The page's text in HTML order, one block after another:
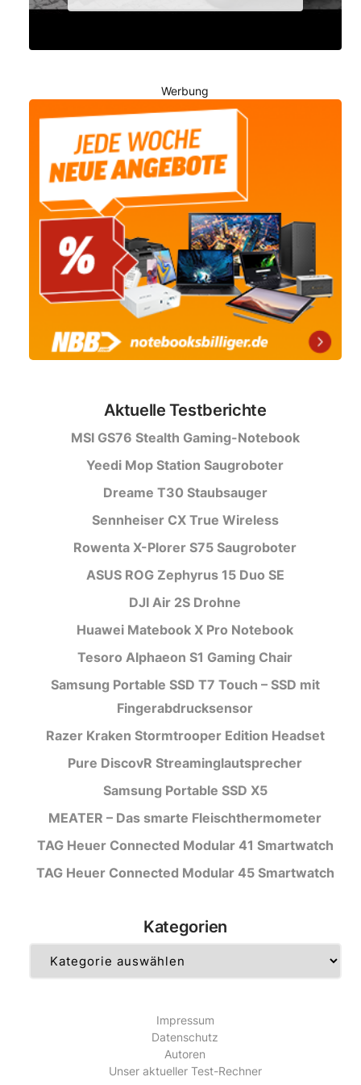
Werbung
Aktuelle Testberichte
MSI GS76 Stealth Gaming-Notebook
Yeedi Mop Station Saugroboter
Dreame T30 Staubsauger
Sennheiser CX True Wireless
Rowenta X-Plorer S75 Saugroboter
ASUS ROG Zephyrus 15 Duo SE
DJI Air 2S Drohne
Huawei Matebook X Pro Notebook
Tesoro Alphaeon S1 Gaming Chair
Samsung Portable SSD T7 Touch – SSD mit
Fingerabdrucksensor
Razer Kraken Stormtrooper Edition Headset
Pure DiscovR Streaminglautsprecher
Samsung Portable SSD X5
MEATER – Das smarte Fleischthermometer
TAG Heuer Connected Modular 41 Smartwatch
TAG Heuer Connected Modular 45 Smartwatch
Kategorien
Impressum
Datenschutz
Autoren
Unser aktueller Test-Rechner